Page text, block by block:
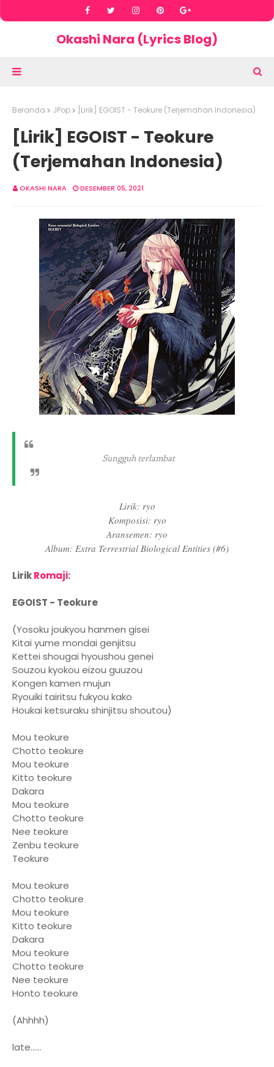
Okashi Nara (Lyrics Blog)
Beranda JPop [Lirik] EGOIST - Teokure (Terjemahan Indonesia)
[Lirik] EGOIST - Teokure
(Terjemahan Indonesia)
OKASHI NARA DESEMBER 05, 2021
Sungguh terlambat
Lirik: ryo
Komposisi: ryo
Aransemen: ryo
Album: Extra Terrestrial Biological Entities (#6)
LirikRomaji:
EGOIST - Teokure
(Yosoku joukyou hanmen gisei
Kitai yume mondai genjitsu
Kettei shougai hyoushou genei
Souzou kyokou eizou guuzou
Kongen kamen mujun
Ryouiki tairitsu fukyou kako
Houkai ketsuraku shinjitsu shoutou)
Mou teokure
Chotto teokure
Mou teokure
Kitto teokure
Dakara
Mou teokure
Chotto teokure
Nee teokure
Zenbu teokure
Teokure
Mou teokure
Chotto teokure
Mou teokure
Kitto teokure
Dakara
Mou teokure
Chotto teokure
Nee teokure
Honto teokure
(Ahhhh)
late......